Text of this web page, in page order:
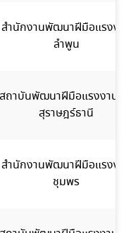
สำนักงานพัฒนาฝีมือแรงง
ลำพูน
สถาบันพัฒนาฝีมือแรงงาน
สุราษฎร์ธานี
สำนักงานพัฒนาฝีมือแรงง
ชุมพร